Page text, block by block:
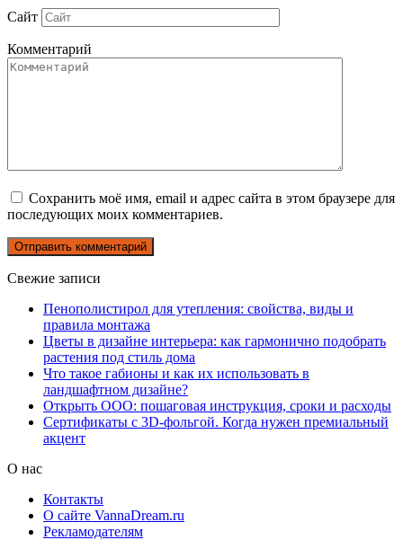
Сайт
Комментарий
Сохранить моё имя, email и адрес сайта в этом браузере для
последующих моих комментариев.
Свежие записи
Пенополистирол для утепления: свойства, виды и
правила монтажа
Цветы в дизайне интерьера: как гармонично подобрать
растения под стиль дома
Что такое габионы и как их использовать в
ландшафтном дизайне?
Открыть ООО: пошаговая инструкция, сроки и расходы
Сертификаты с 3D-фольгой. Когда нужен премиальный
акцент
О нас
Контакты
О сайте VannaDream.ru
Рекламодателям